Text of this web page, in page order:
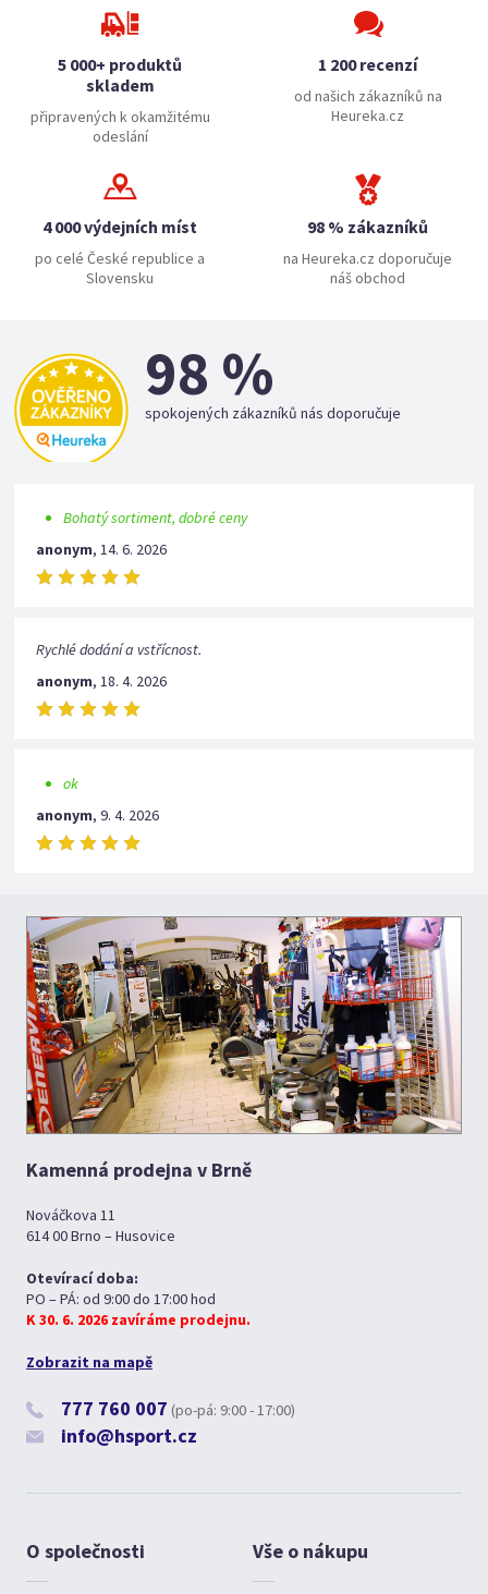
5 000+ produktů
skladem
připravených k okamžitému
odeslání
1 200 recenzí
od našich zákazníků na
Heureka.cz
4 000 výdejních míst
po celé České republice a
Slovensku
98 % zákazníků
na Heureka.cz doporučuje
náš obchod
98 %
spokojených zákazníků nás doporučuje
Bohatý sortiment, dobré ceny
anonym,14. 6. 2026
Rychlé dodání a vstřícnost.
anonym,18. 4. 2026
ok
anonym,9. 4. 2026
Kamenná prodejna v Brně
Nováčkova 11
614 00 Brno – Husovice
Otevírací doba:
PO – PÁ: od 9:00 do 17:00 hod
K 30. 6. 2026 zavíráme prodejnu.
Zobrazit na mapě
777 760 007 (po-pá: 9:00 - 17:00)
info@hsport.cz
O společnosti Vše o nákupu